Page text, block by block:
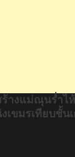
างแม่ณุนร่ำไ
เขมรเทียบชั้น